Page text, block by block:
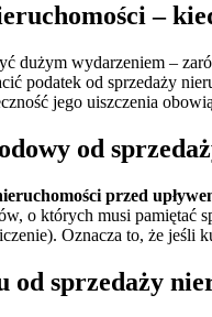
–
dużym wydarzeniem –
podatek od sprzedaży
jego uiszczenia
od
przed
o których musi pamiętać
Oznacza to, że jeśli
sprzedaży